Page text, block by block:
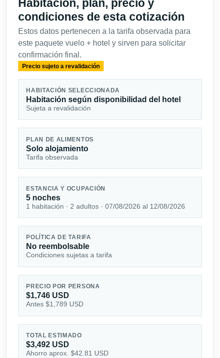
Habitación, plan, precio y
condiciones de esta cotización
Estos datos pertenecen a la tarifa observada para
este paquete vuelo + hotel y sirven para solicitar
confirmación final.
Precio sujeto a revalidación
HABITACIÓN SELECCIONADA
Habitación según disponibilidad del hotel
Sujeta a revalidación
PLAN DE ALIMENTOS
Solo alojamiento
Tarifa observada
ESTANCIA Y OCUPACIÓN
5 noches
1 habitación · 2 adultos · 07/08/2026 al 12/08/2026
POLÍTICA DE TARIFA
No reembolsable
Condiciones sujetas a tarifa
PRECIO POR PERSONA
$1,746 USD
Antes $1,789 USD
TOTAL ESTIMADO
$3,492 USD
Ahorro aprox. $42.81 USD